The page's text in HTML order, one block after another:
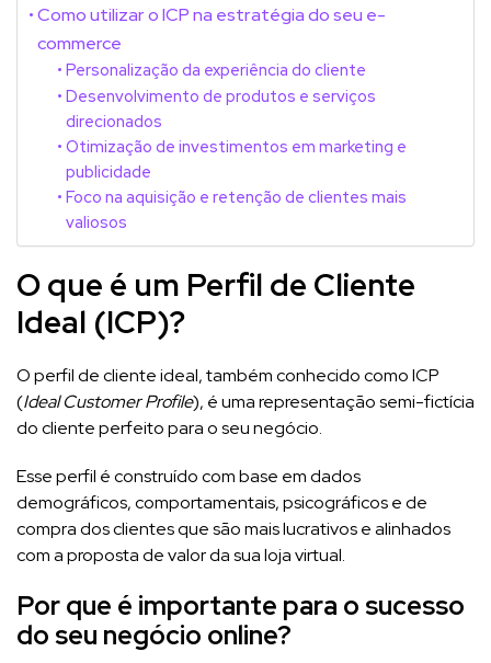
Como utilizar o ICP na estratégia do seu e-
commerce
Personalização da experiência do cliente
Desenvolvimento de produtos e serviços
direcionados
Otimização de investimentos em marketing e
publicidade
Foco na aquisição e retenção de clientes mais
valiosos
O que é um Perfil de Cliente
Ideal (ICP)?
O perfil de cliente ideal, também conhecido como ICP
(Ideal Customer Profile), é uma representação semi-fictícia
do cliente perfeito para o seu negócio.
Esse perfil é construído com base em dados
demográficos, comportamentais, psicográficos e de
compra dos clientes que são mais lucrativos e alinhados
com a proposta de valor da sua loja virtual.
Por que é importante para o sucesso
do seu negócio online?